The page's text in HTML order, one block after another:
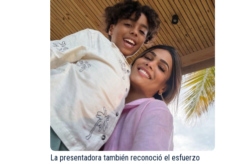
La presentadora también reconoció el esfuerzo